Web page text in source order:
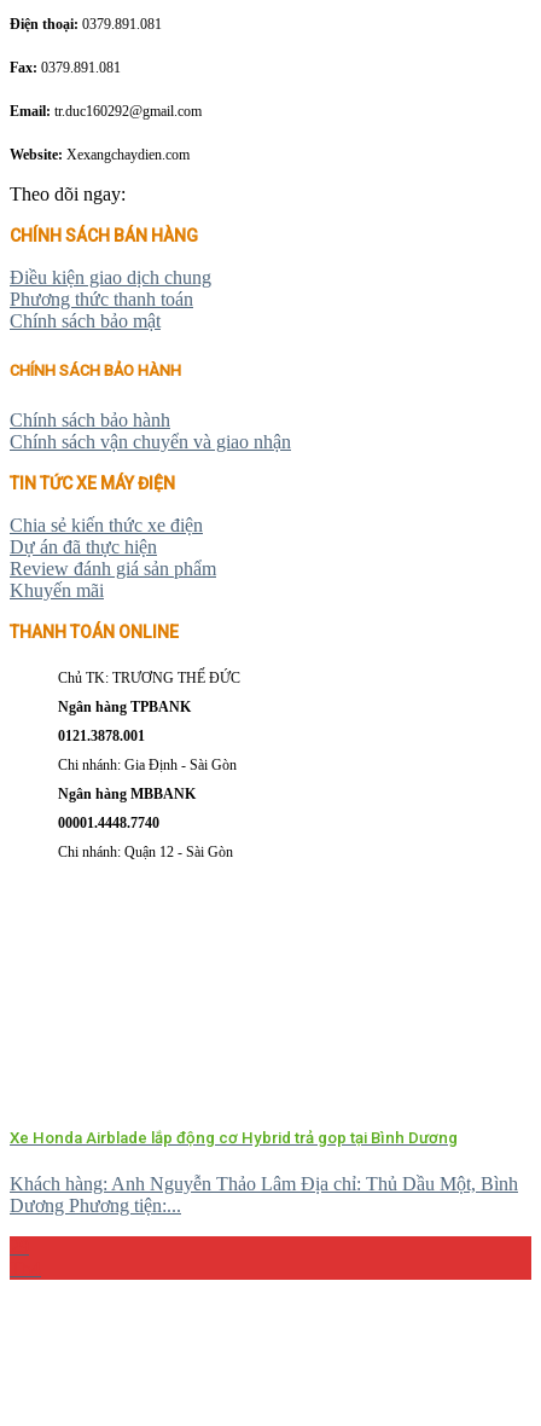
Điện thoại: 0379.891.081
Fax: 0379.891.081
Email: tr.duc160292@gmail.com
Website: Xexangchaydien.com
Theo dõi ngay:
CHÍNH SÁCH BÁN HÀNG
Điều kiện giao dịch chung
Phương thức thanh toán
Chính sách bảo mật
CHÍNH SÁCH BẢO HÀNH
Chính sách bảo hành
Chính sách vận chuyển và giao nhận
TIN TỨC XE MÁY ĐIỆN
Chia sẻ kiến thức xe điện
Dự án đã thực hiện
Review đánh giá sản phẩm
Khuyến mãi
THANH TOÁN ONLINE
Chủ TK: TRƯƠNG THẾ ĐỨC
Ngân hàng TPBANK
0121.3878.001
Chi nhánh: Gia Định - Sài Gòn
Ngân hàng MBBANK
00001.4448.7740
Chi nhánh: Quận 12 - Sài Gòn
Xe Honda Airblade lắp động cơ Hybrid trả gop tại Bình Dương
Khách hàng: Anh Nguyễn Thảo Lâm Địa chỉ: Thủ Dầu Một, Bình
Dương Phương tiện:...